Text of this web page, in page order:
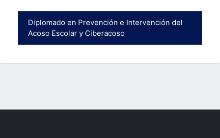
Diplomado en Prevención e Intervención del
Acoso Escolar y Ciberacoso